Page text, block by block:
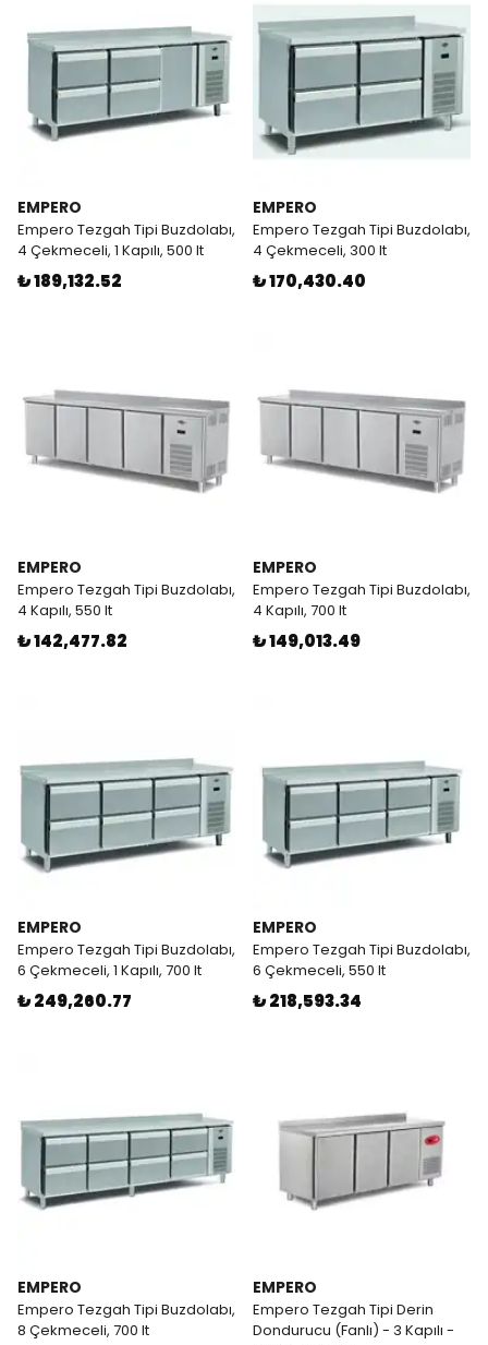
EMPERO
Empero Tezgah Tipi Buzdolabı,
4 Çekmeceli, 1 Kapılı, 500 lt
₺ 189,132.52
EMPERO
Empero Tezgah Tipi Buzdolabı,
4 Çekmeceli, 300 lt
₺ 170,430.40
EMPERO
Empero Tezgah Tipi Buzdolabı,
4 Kapılı, 550 lt
₺ 142,477.82
EMPERO
Empero Tezgah Tipi Buzdolabı,
4 Kapılı, 700 lt
₺ 149,013.49
EMPERO
Empero Tezgah Tipi Buzdolabı,
6 Çekmeceli, 1 Kapılı, 700 lt
₺ 249,260.77
EMPERO
Empero Tezgah Tipi Buzdolabı,
6 Çekmeceli, 550 lt
₺ 218,593.34
EMPERO
Empero Tezgah Tipi Buzdolabı,
8 Çekmeceli, 700 lt
EMPERO
Empero Tezgah Tipi Derin
Dondurucu (Fanlı) - 3 Kapılı -